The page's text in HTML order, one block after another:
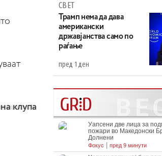
клупа
СВЕТ
Трамп нема да дава
американски
државјанства само по
раѓање
пред 1 ден